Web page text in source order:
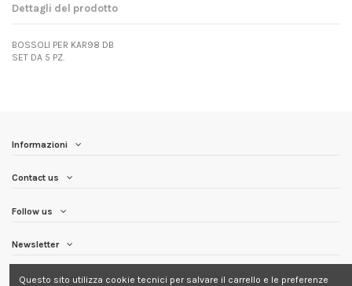
Dettagli del prodotto
BOSSOLI PER KAR98 DB
SET DA 5 PZ.
Informazioni
Contact us
Follow us
Newsletter
Questo sito utilizza cookie tecnici per salvare il carrello e le preferenze